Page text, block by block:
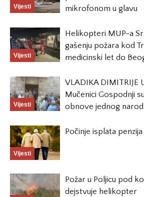
Vijesti
mikrofonom u glavu
Vijesti
Helikopteri MUP-a
gašenju požara kod
medicinski let do
Vijesti
VLADIKA DIMITRIJE
Mučenici Gospodnji
obnove jednog
Vijesti
Počinje isplata
Požar u Poljicu pod
dejstvuje helikopter